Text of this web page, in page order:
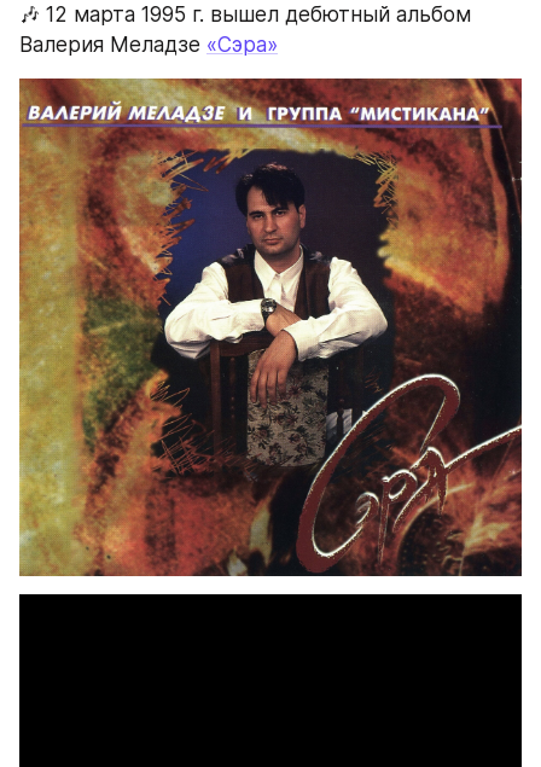
🎶 12 марта 1995 г. вышел дебютный альбом
Валерия Меладзе «Сэра»